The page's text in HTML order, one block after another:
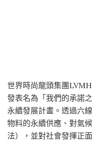
世界時尚龍頭集團
發表名為「我們的承
永續發展計畫。透過六
物料的永續供應、對氣
法），並對社會發揮正